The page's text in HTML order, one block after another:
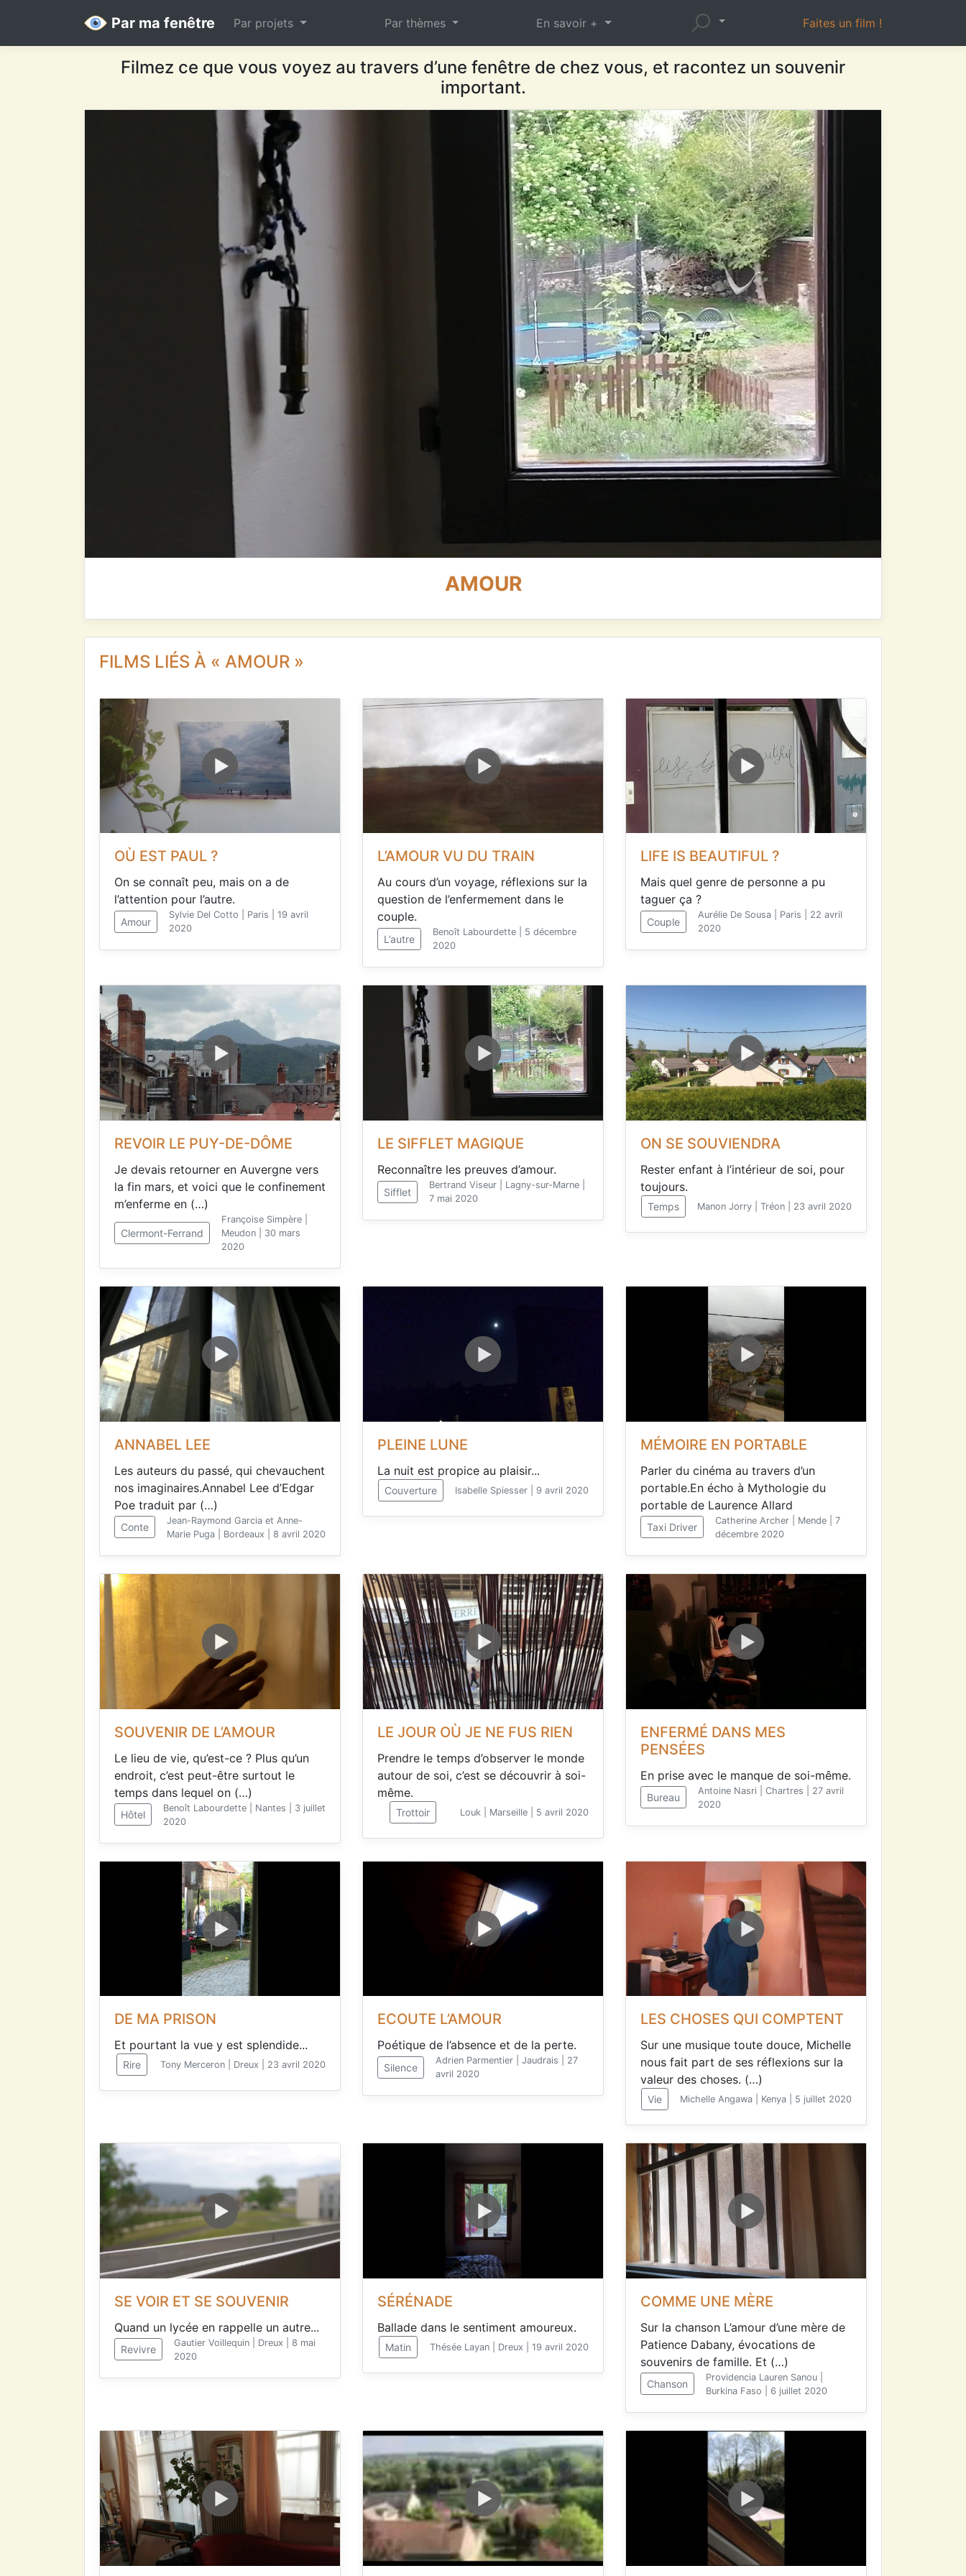
Par ma fenêtre Par projets Par thèmes En savoir + Faites un film !
Filmez ce que vous voyez au travers d’une fenêtre de chez vous, et racontez un souvenir
important.
AMOUR
FILMS LIÉS À « AMOUR »
OÙ EST PAUL ?
On se connaît peu, mais on a de
l’attention pour l’autre.
Amour
Sylvie Del Cotto | Paris | 19 avril
2020
L’AMOUR VU DU TRAIN
Au cours d’un voyage, réflexions sur la
question de l’enfermement dans le
couple.
L’autre
Benoît Labourdette | 5 décembre
2020
LIFE IS BEAUTIFUL ?
Mais quel genre de personne a pu
taguer ça ?
Couple
Aurélie De Sousa | Paris | 22 avril
2020
REVOIR LE PUY-DE-DÔME
Je devais retourner en Auvergne vers
la fin mars, et voici que le confinement
m’enferme en (…)
Clermont-Ferrand
Françoise Simpère |
Meudon | 30 mars
2020
LE SIFFLET MAGIQUE
Reconnaître les preuves d’amour.
Sifflet
Bertrand Viseur | Lagny-sur-Marne |
7 mai 2020
ON SE SOUVIENDRA
Rester enfant à l’intérieur de soi, pour
toujours.
Temps Manon Jorry | Tréon | 23 avril 2020
ANNABEL LEE
Les auteurs du passé, qui chevauchent
nos imaginaires.Annabel Lee d’Edgar
Poe traduit par (…)
Conte
Jean-Raymond Garcia et Anne-
Marie Puga | Bordeaux | 8 avril 2020
PLEINE LUNE
La nuit est propice au plaisir...
Couverture Isabelle Spiesser | 9 avril 2020
MÉMOIRE EN PORTABLE
Parler du cinéma au travers d’un
portable.En écho à Mythologie du
portable de Laurence Allard
Taxi Driver
Catherine Archer | Mende | 7
décembre 2020
SOUVENIR DE L’AMOUR
Le lieu de vie, qu’est-ce ? Plus qu’un
endroit, c’est peut-être surtout le
temps dans lequel on (…)
Hôtel
Benoît Labourdette | Nantes | 3 juillet
2020
LE JOUR OÙ JE NE FUS RIEN
Prendre le temps d’observer le monde
autour de soi, c’est se découvrir à soi-
même.
Trottoir Louk | Marseille | 5 avril 2020
ENFERMÉ DANS MES
PENSÉES
En prise avec le manque de soi-même.
Bureau
Antoine Nasri | Chartres | 27 avril
2020
DE MA PRISON
Et pourtant la vue y est splendide...
Rire Tony Merceron | Dreux | 23 avril 2020
ECOUTE L’AMOUR
Poétique de l’absence et de la perte.
Silence
Adrien Parmentier | Jaudrais | 27
avril 2020
LES CHOSES QUI COMPTENT
Sur une musique toute douce, Michelle
nous fait part de ses réflexions sur la
valeur des choses. (…)
Vie Michelle Angawa | Kenya | 5 juillet 2020
SE VOIR ET SE SOUVENIR
Quand un lycée en rappelle un autre...
Revivre
Gautier Voillequin | Dreux | 8 mai
2020
SÉRÉNADE
Ballade dans le sentiment amoureux.
Matin Thésée Layan | Dreux | 19 avril 2020
COMME UNE MÈRE
Sur la chanson L’amour d’une mère de
Patience Dabany, évocations de
souvenirs de famille. Et (…)
Chanson
Providencia Lauren Sanou |
Burkina Faso | 6 juillet 2020